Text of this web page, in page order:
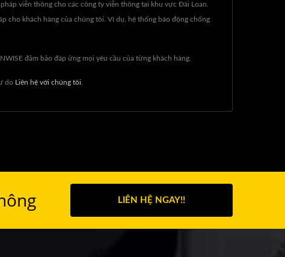
viễn thông cho các công ty viễn thông tại khu vực Đài Loan.
cho khách hàng của chúng tôi. Ví dụ, hệ thống báo động chống
đảm bảo đáp ứng mọi yêu cầu của từng khách hàng.
do Liên hệ với chúng tôi
LIÊN HỆ NGAY!!